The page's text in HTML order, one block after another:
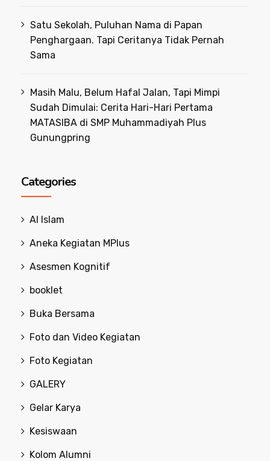
Satu Sekolah, Puluhan Nama di Papan
Penghargaan. Tapi Ceritanya Tidak Pernah
Sama
Masih Malu, Belum Hafal Jalan, Tapi Mimpi
Sudah Dimulai: Cerita Hari-Hari Pertama
MATASIBA di SMP Muhammadiyah Plus
Gunungpring
Categories
Al Islam
Aneka Kegiatan MPlus
Asesmen Kognitif
booklet
Buka Bersama
Foto dan Video Kegiatan
Foto Kegiatan
GALERY
Gelar Karya
Kesiswaan
Kolom Alumni